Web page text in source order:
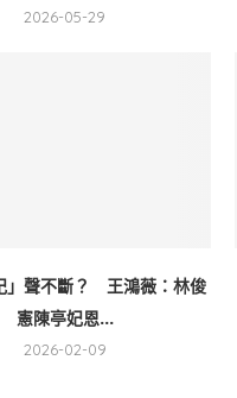
2026-05-29
」聲不斷？ 王鴻薇：林俊
憲陳亭妃恩...
2026-02-09